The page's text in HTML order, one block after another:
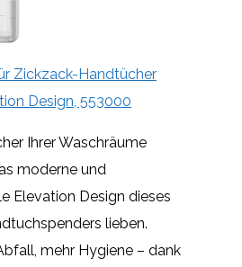
Zickzack-Handtücher
Design, 553000
Ihrer Waschräume
moderne und
Elevation Design dieses
lieben.
mehr Hygiene – dank